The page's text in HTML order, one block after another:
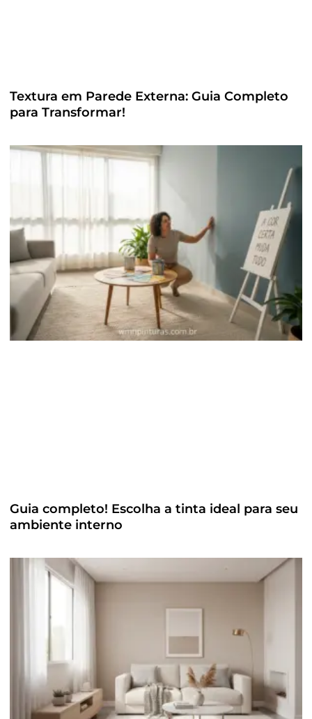
Textura em Parede Externa: Guia Completo
para Transformar!
Guia completo! Escolha a tinta ideal para seu
ambiente interno